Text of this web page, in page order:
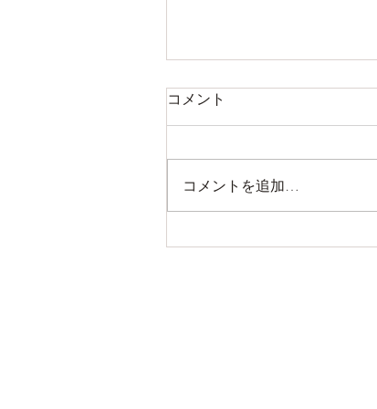
掛川フェアやります
コメント
コメントを追加…